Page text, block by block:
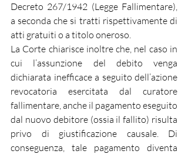
Decreto 267/1942 (Legge Fallimentare),
a seconda che si tratti rispettivamente di
atti gratuiti o a titolo oneroso.
La Corte chiarisce inoltre che, nel caso in
cui l’assunzione del debito venga
dichiarata inefficace a seguito dell’azione
revocatoria esercitata dal curatore
fallimentare, anche il pagamento eseguito
dal nuovo debitore (ossia il fallito) risulta
privo di giustificazione causale. Di
conseguenza, tale pagamento diventa